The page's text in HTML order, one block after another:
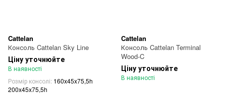
Cattelan
Консоль Cattelan Sky Line
Ціну уточнюйте
В наявності
Розмір консолі 160x45x75,5h
200x45x75,5h
Cattelan
Консоль Cattelan Terminal
Wood-C
Ціну уточнюйте
В наявності